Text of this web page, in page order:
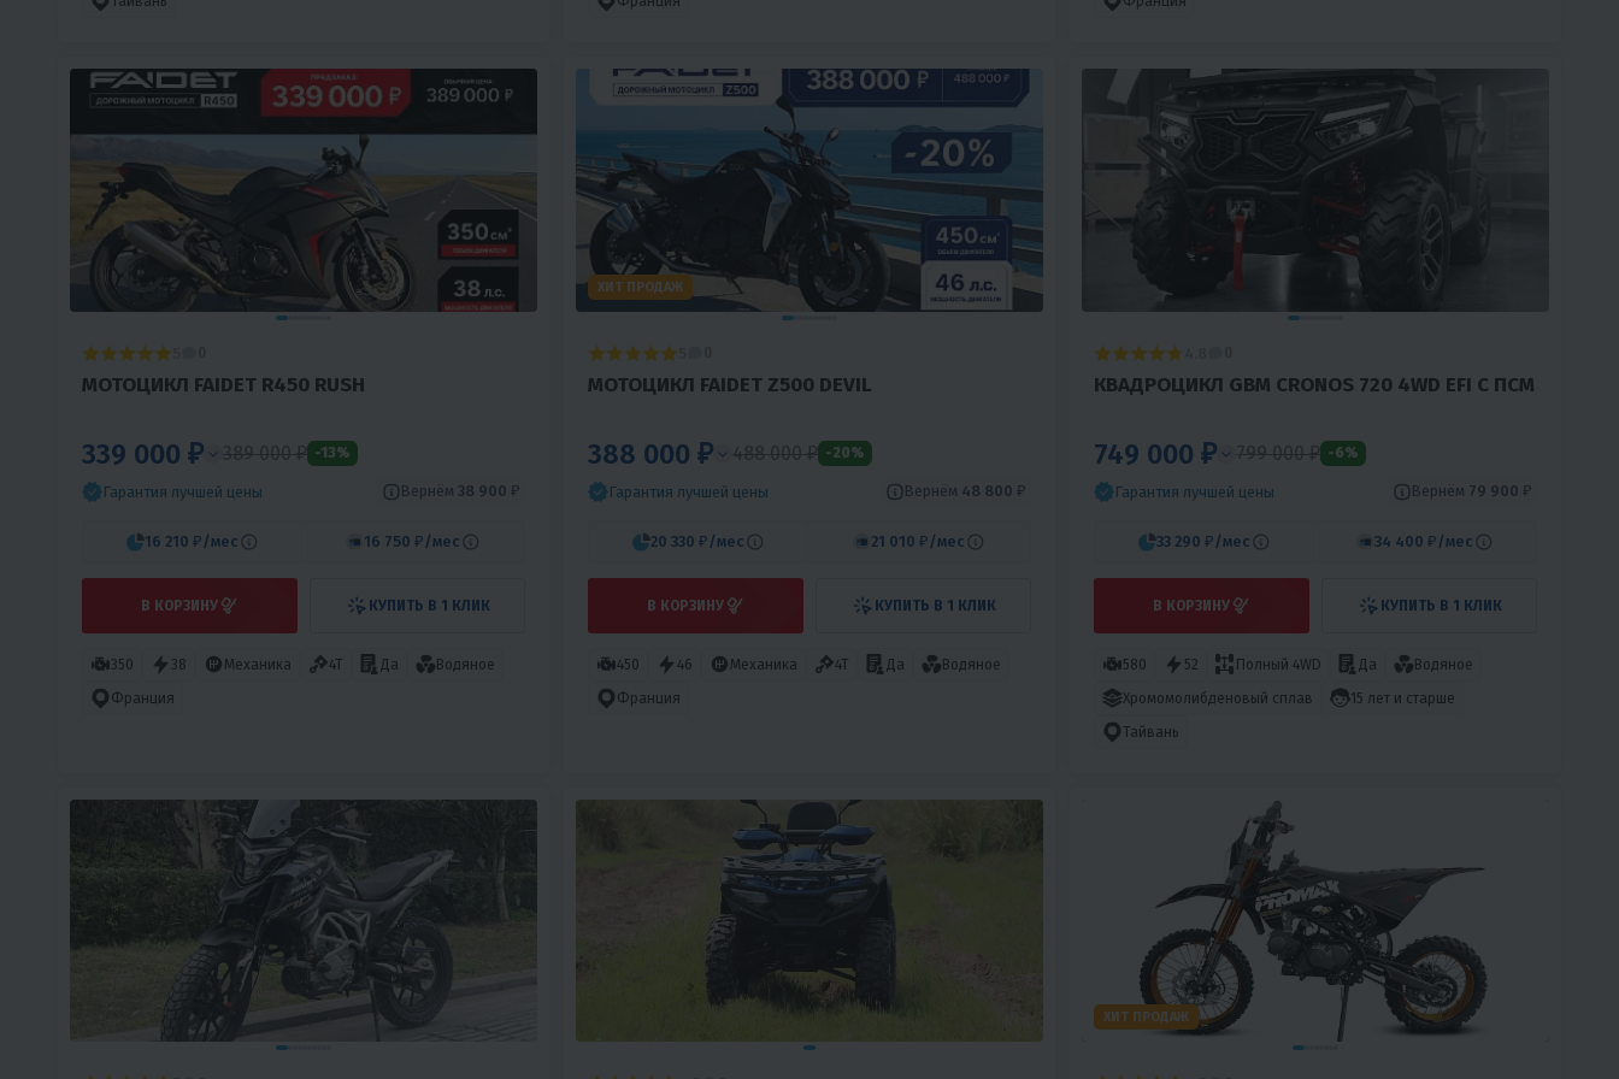
МОТОЦИКЛ FAIDET R450 RUSH
339 000 ₽ 389 000 ₽ -13%
Гарантия лучшей цены Вернём 38 900 ₽
16 210 ₽ /мес 16 750 ₽ /мес
В КОРЗИНУ КУПИТЬ В 1 КЛИК
350 38 Механика 4T Да
Водяное
Франция
ХИТ ПРОДАЖ
МОТОЦИКЛ FAIDET Z500 DEVIL
388 000 ₽ 488 000 ₽ -20%
Гарантия лучшей цены Вернём 48 800 ₽
20 330 ₽ /мес 21 010 ₽ /мес
В КОРЗИНУ КУПИТЬ В 1 КЛИК
450 46 Механика 4T Да
Водяное
Франция
КВАДРОЦИКЛ GBM CRONOS 720 4WD EFI С ПСМ
749 000 ₽ 799 000 ₽ -6%
Гарантия лучшей цены Вернём 79 900 ₽
33 290 ₽ /мес 34 400 ₽ /мес
В КОРЗИНУ КУПИТЬ В 1 КЛИК
580 52 Полный 4WD Да
Водяное
Хромомолибденовый сплав
15 лет и старше
Тайвань
ХИТ ПРОДАЖ